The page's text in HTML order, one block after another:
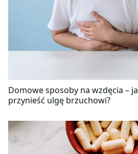
Domowe sposoby na wzdęcia –
przynieść ulgę brzuchowi?